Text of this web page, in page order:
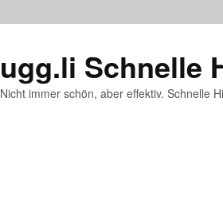
ugg.li Schnelle
Nicht immer schön, aber effektiv. Schnelle